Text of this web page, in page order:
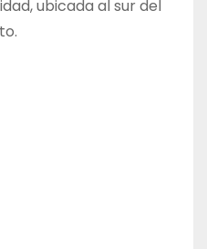
ubicada al sur del